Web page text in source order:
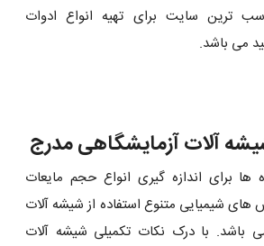
ترین سایت برای تهیه انواع ادوات
می باشد.
آلات آزمایشگاهی مدرج
ها برای اندازه گیری انواع حجم مایعات
شیمیایی متنوع استفاده از شیشه آلات
باشد. با درک نکات تکمیلی شیشه آلات